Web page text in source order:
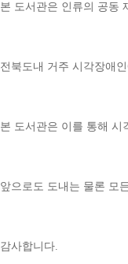
본 도서관은 인류의 공동
전북도내 거주 시각장애
본 도서관은 이를 통해 시
앞으로도 도내는 물론 모
감사합니다.